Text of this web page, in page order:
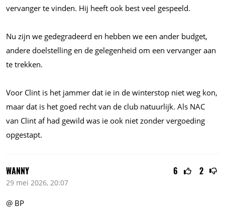
vervanger te vinden. Hij heeft ook best veel gespeeld.
Nu zijn we gedegradeerd en hebben we een ander budget,
andere doelstelling en de gelegenheid om een vervanger aan
te trekken.
Voor Clint is het jammer dat ie in de winterstop niet weg kon,
maar dat is het goed recht van de club natuurlijk. Als NAC
van Clint af had gewild was ie ook niet zonder vergoeding
opgestapt.
6 2
WANNY
29 mei 2026, 20:07
@ BP